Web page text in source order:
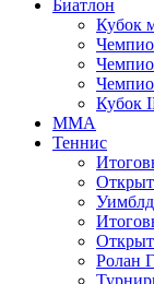
Биатлон
Кубок
Кубок
MMA
Теннис
Ролан